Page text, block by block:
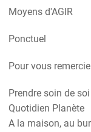
Moyens d'AGIR
Ponctuel
Pour vous
Prendre soin de soi
Quotidien Planète
A la maison, au